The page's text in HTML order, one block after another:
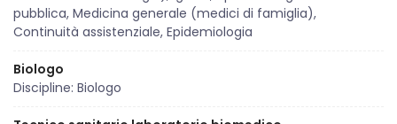
pubblica, Medicina generale (medici di famiglia),
Continuità assistenziale, Epidemiologia
Biologo
Discipline: Biologo